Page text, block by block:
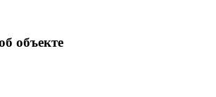
объекте